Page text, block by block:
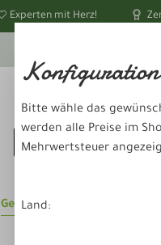
Experten mit Herz!
Gesundheit & Pflege
Bitte wähle das
werden alle Preise im
Mehrwertsteuer
Land: